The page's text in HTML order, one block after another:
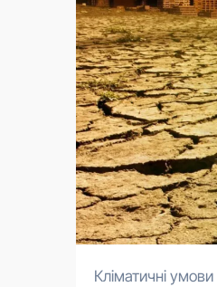
Кліматичні умови визначають ритм нашого існування, від вибору одягу вранці до врожаю на полях і планів